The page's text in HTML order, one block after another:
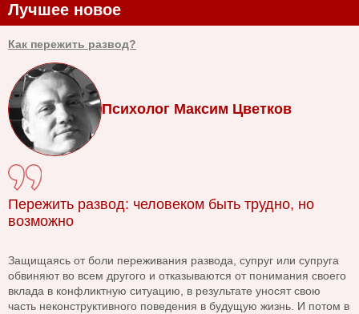
Лучшее новое
Как пережить развод?
Психолог Максим Цветков
Пережить развод: человеком быть трудно, но
возможно
Защищаясь от боли переживания развода, супруг или супруга
обвиняют во всем другого и отказываются от понимания своего
вклада в конфликтную ситуацию, в результате уносят свою
часть неконструктивного поведения в будущую жизнь. И потом в